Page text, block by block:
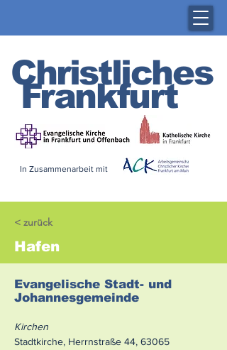
Christliches
Frankfurt
In Zusammenarbeit mit
< zurück
Hafen
Evangelische Stadt- und
Johannesgemeinde
Kirchen
Stadtkirche, Herrnstraße 44, 63065